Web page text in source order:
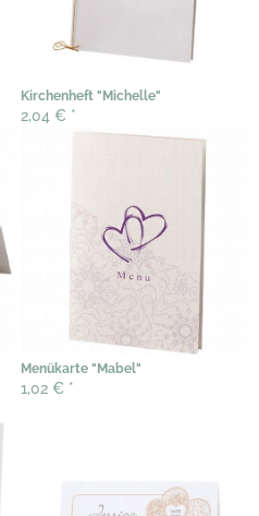
Kirchenheft "Michelle"
2,04 € *
Menükarte "Mabel"
1,02 € *